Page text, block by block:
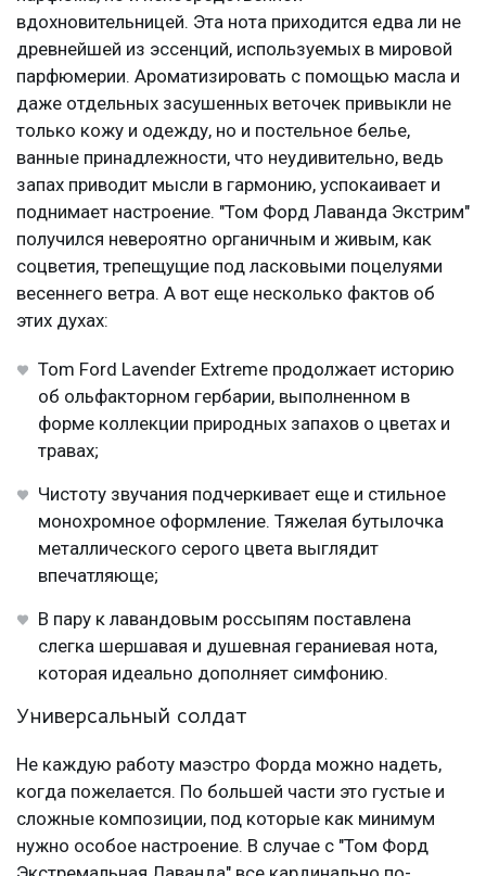
вдохновительницей. Эта нота приходится едва ли не
древнейшей из эссенций, используемых в мировой
парфюмерии. Ароматизировать с помощью масла и
даже отдельных засушенных веточек привыкли не
только кожу и одежду, но и постельное белье,
ванные принадлежности, что неудивительно, ведь
запах приводит мысли в гармонию, успокаивает и
поднимает настроение. "Том Форд Лаванда Экстрим"
получился невероятно органичным и живым, как
соцветия, трепещущие под ласковыми поцелуями
весеннего ветра. А вот еще несколько фактов об
этих духах:
Tom Ford Lavender Extreme продолжает историю
об ольфакторном гербарии, выполненном в
форме коллекции природных запахов о цветах и
травах;
Чистоту звучания подчеркивает еще и стильное
монохромное оформление. Тяжелая бутылочка
металлического серого цвета выглядит
впечатляюще;
В пару к лавандовым россыпям поставлена
слегка шершавая и душевная гераниевая нота,
которая идеально дополняет симфонию.
Универсальный солдат
Не каждую работу маэстро Форда можно надеть,
когда пожелается. По большей части это густые и
сложные композиции, под которые как минимум
нужно особое настроение. В случае с "Том Форд